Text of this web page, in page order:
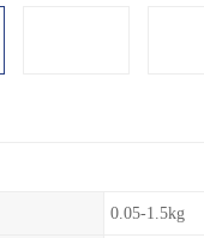
0.05-1.5kg